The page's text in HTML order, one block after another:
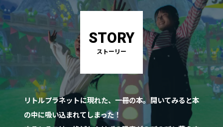
STORY
ストーリー
リトルプラネットに現れた、一冊の本。開いてみると本
の中に吸い込まれてしまった！